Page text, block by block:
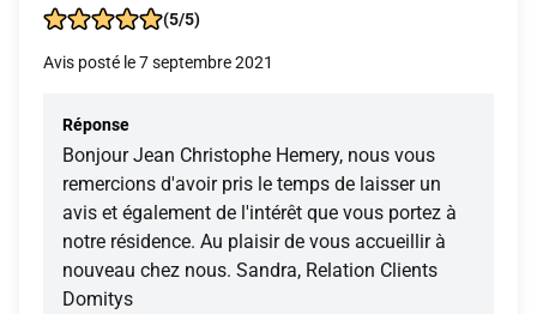
(5/5)
Avis posté le 7 septembre 2021
Réponse
Bonjour Jean Christophe Hemery, nous vous
remercions d'avoir pris le temps de laisser un
avis et également de l'intérêt que vous portez à
notre résidence. Au plaisir de vous accueillir à
nouveau chez nous. Sandra, Relation Clients
Domitys